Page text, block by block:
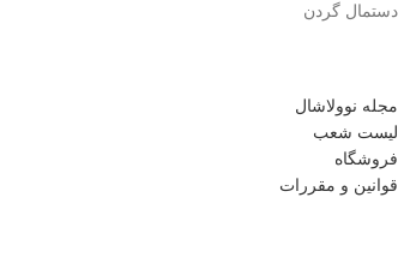
دستمال گردن
مجله نوولاشال
لیست شعب
فروشگاه
قوانین و مقررات